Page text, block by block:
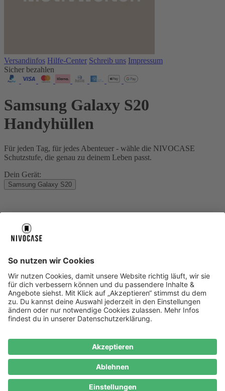
Versandinfos Hilfe-Center Schreib uns Impressum
Sicher bezahlen
Samsung Galaxy S20
Handyhüllen
Für jeden Tag, für jedes Abenteuer - wähle die NIVOCASE
Schutzstufe, die genau zu deinem Leben passt.
Dein Gerät:
Samsung Galaxy S20
About NIVOCASE
Geschäftskunden
Zahlungsarten Versandinfos Alle Hilfe-Themen
Zufriedenheitsgarantie
Service
Service
AGB VERTRAG WIDERRUFEN Datenschutz
Ombudsmann
Barrierefreiheit Lieferantenkodex Bestell-Prozess
Samsung Handyhüllen
Handyhüllen Handyketten
Cookie Consent
* Preisangaben inkl. Mwst. und zzgl.Versandkosten